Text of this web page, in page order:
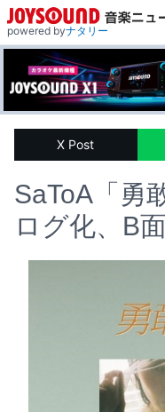
powered byナタリー
X Post
SaToA「勇
ログ化、B